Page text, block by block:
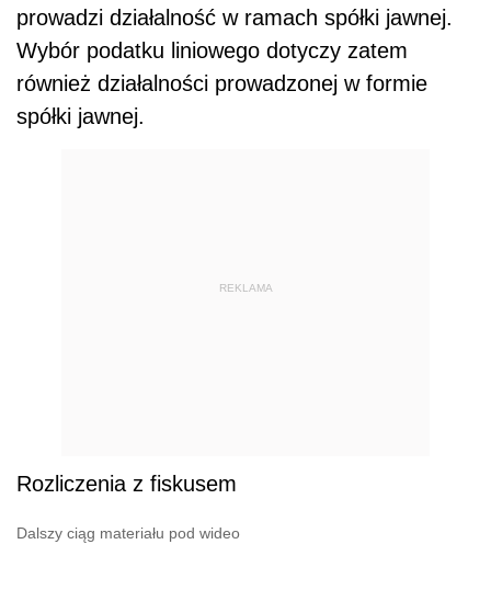
prowadzi działalność w ramach spółki jawnej.
Wybór podatku liniowego dotyczy zatem
również działalności prowadzonej w formie
spółki jawnej.
REKLAMA
Rozliczenia z fiskusem
Dalszy ciąg materiału pod wideo